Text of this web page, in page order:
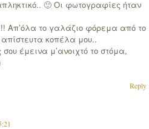
🙂 Οι φωτογραφίες ήταν
Απ’όλα το γαλάζιο φόρεμα από το
απίστευτα κοπέλα μου..
έμεινα μ’ανοιχτό το στόμα,
Reply